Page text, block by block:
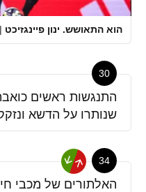
הוא התאושש. ינון פיינגזיכט |
30
התנגשות ראשים כואבת
שנותרו על הדשא
34
האלתורים של מכבי